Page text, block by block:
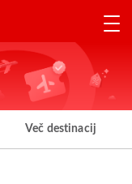
Več destinacij